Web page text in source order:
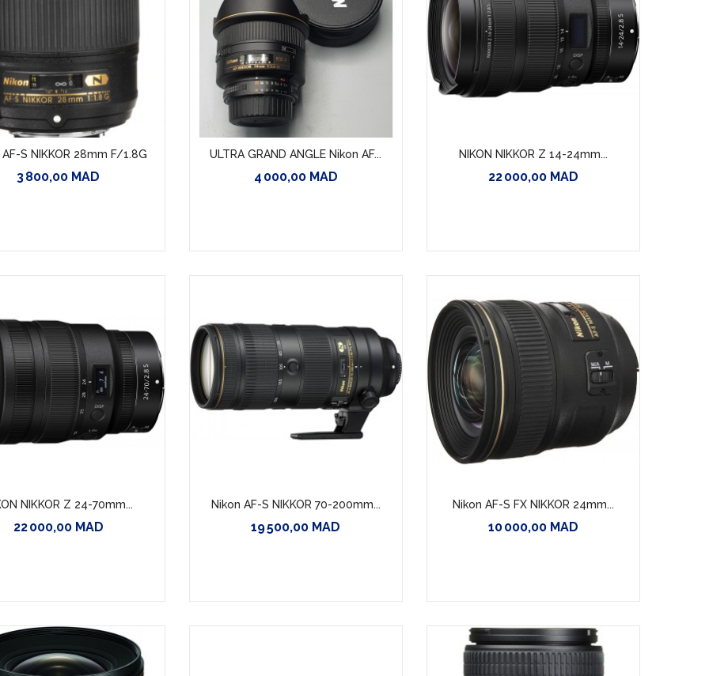
S NIKKOR 28mm F/1.8G
Prix
3 800,00 MAD
ULTRA GRAND ANGLE Nikon AF...
Prix
4 000,00 MAD
NIKON NIKKOR Z 14-24mm...
Prix
22 000,00 MAD
NIKKOR Z 24-70mm...
Prix
22 000,00 MAD
Nikon AF-S NIKKOR 70-200mm...
Prix
19 500,00 MAD
Nikon AF-S FX NIKKOR 24mm...
Prix
10 000,00 MAD